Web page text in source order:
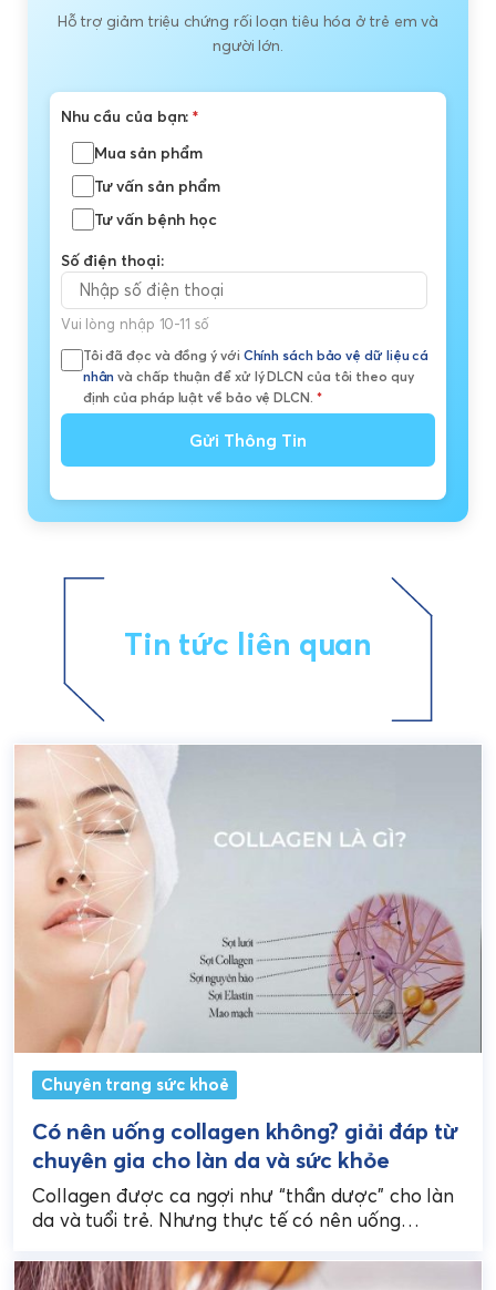
Hỗ trợ giảm triệu chứng rối loạn tiêu hóa ở trẻ em và
người lớn.
Nhu cầu của bạn:*
Mua sản phẩm
Tư vấn sản phẩm
Tư vấn bệnh học
Số điện thoại:
Vui lòng nhập 10-11 số
Tôi đã đọc và đồng ý với Chính sách bảo vệ dữ liệu cá
nhân và chấp thuận để xử lý DLCN của tôi theo quy
định của pháp luật về bảo vệ DLCN. *
Gửi Thông Tin
Tin tức liên quan
Chuyên trang sức khoẻ
Có nên uống collagen không? giải đáp từ
chuyên gia cho làn da và sức khỏe
Collagen được ca ngợi như “thần dược” cho làn
da và tuổi trẻ. Nhưng thực tế có nên uống